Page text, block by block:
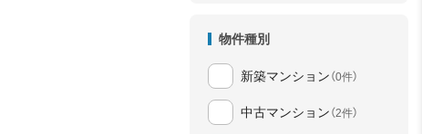
物件種別
新築マンション （0件）
中古マンション （2件）